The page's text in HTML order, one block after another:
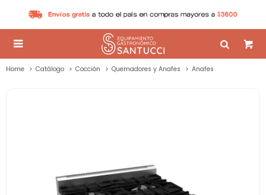

Home Catálogo Cocción Quemadores y Anafes Anafes